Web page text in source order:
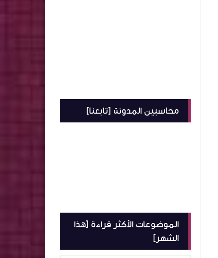
محاسبين المدونة [تابعنا]
الموضوعات الأكثر قراءة [هذا
الشهر]